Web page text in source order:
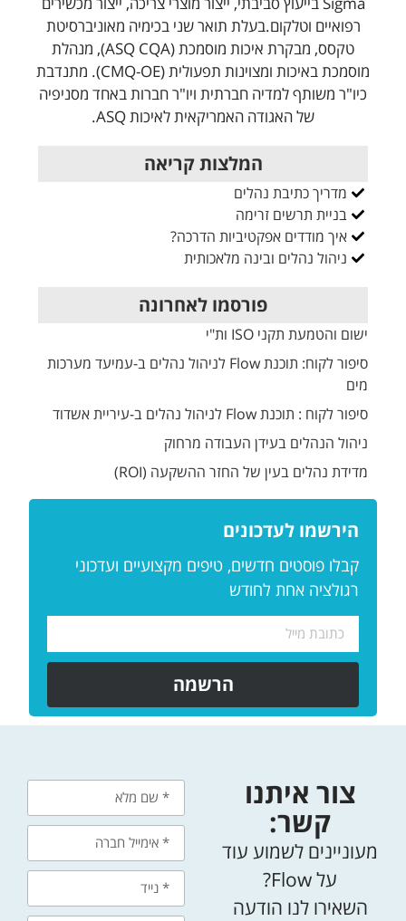
רפואיים וטלקום.בעלת תואר שני בכימיה מאוניברסיטת
טקסס, מבקרת איכות מוסמכת (ASQ CQA), מנהלת
מוסמכת באיכות ומצוינות תפעולית (CMQ-OE). מתנדבת
כיו"ר משותף למדיה חברתית ויו"ר חברות באחד מסניפיה
של האגודה האמריקאית לאיכות ASQ.
המלצות קריאה
מדריך כתיבת נהלים
בניית תרשים זרימה
איך מודדים אפקטיביות הדרכה?
ניהול נהלים ובינה מלאכותית
פורסמו לאחרונה
ישום והטמעת תקני ISO ות"י
סיפור לקוח: תוכנת Flow לניהול נהלים ב-עמיעד מערכות
מים
סיפור לקוח : תוכנת Flow לניהול נהלים ב-עיריית אשדוד
ניהול הנהלים בעידן העבודה מרחוק
מדידת נהלים בעין של החזר ההשקעה (ROI)
הירשמו לעדכונים
קבלו פוסטים חדשים, טיפים מקצועיים ועדכוני
רגולציה אחת לחודש
הרשמה
צור איתנו
קשר:
מעוניינים לשמוע עוד
על Flow?
השאירו לנו הודעה